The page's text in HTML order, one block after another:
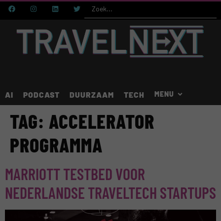
AI PODCAST DUURZAAM TECH
TAG: ACCELERATOR
PROGRAMMA
MARRIOTT TESTBED VOOR
NEDERLANDSE TRAVELTECH STARTUPS